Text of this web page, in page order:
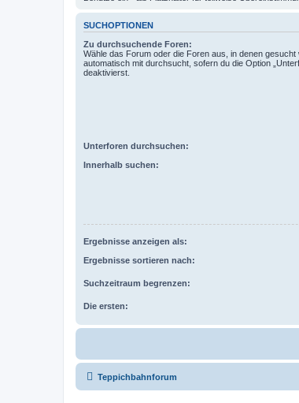
SUCHOPTIONEN
Zu durchsuchende Foren:
Wähle das Forum oder die Foren aus, in denen
automatisch mit durchsucht, sofern du die Option
deaktivierst.
Unterforen durchsuchen:
Innerhalb suchen:
Ergebnisse anzeigen als:
Ergebnisse sortieren nach:
Suchzeitraum begrenzen:
Die ersten:
Teppichbahnforum